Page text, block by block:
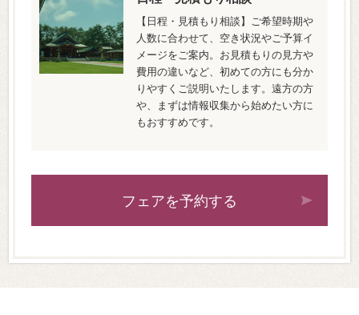
【日程・見積もり相談】ご希望時期や
人数に合わせて、空き状況やご予算イ
メージをご案内。お見積もりの見方や
費用の違いなど、初めての方にも分か
りやすくご説明いたします。遠方の方
や、まずは情報収集から始めたい方に
もおすすめです。
フェアを予約する